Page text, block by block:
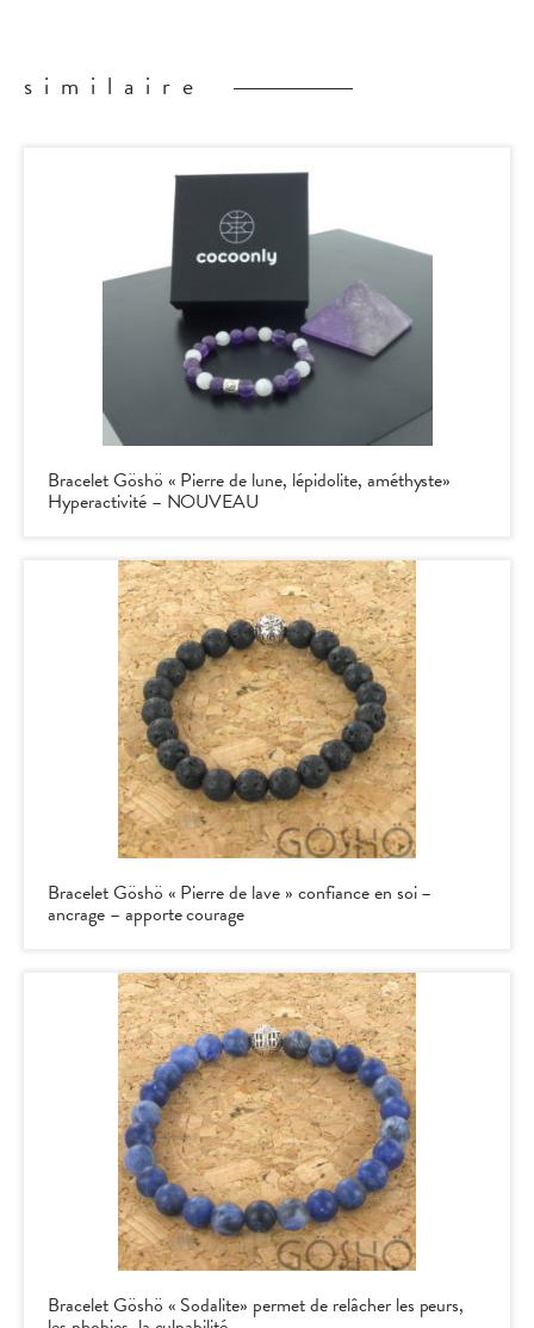
similaire
Bracelet Göshö « Pierre de lune, lépidolite, améthyste»
Hyperactivité – NOUVEAU
Bracelet Göshö « Pierre de lave » confiance en soi –
ancrage – apporte courage
Bracelet Göshö « Sodalite» permet de relâcher les peurs,